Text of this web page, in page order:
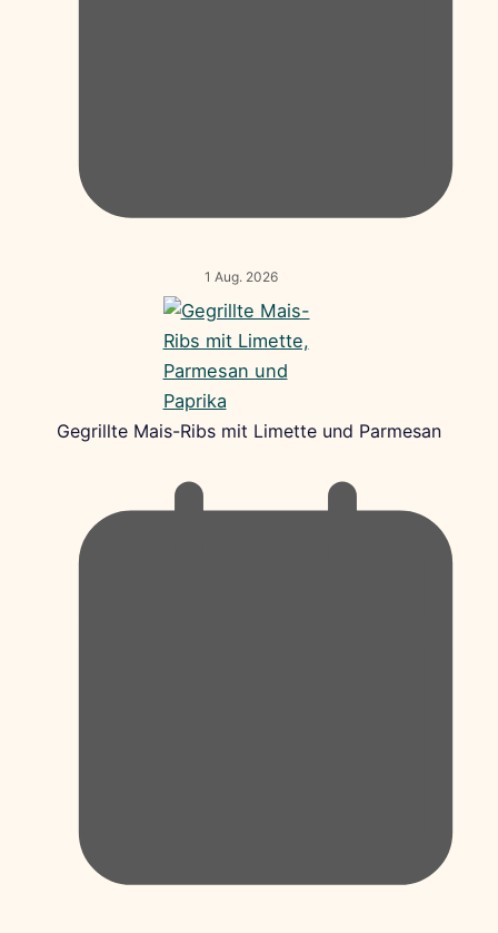
1 Aug. 2026
Gegrillte Mais-Ribs mit Limette und Parmesan